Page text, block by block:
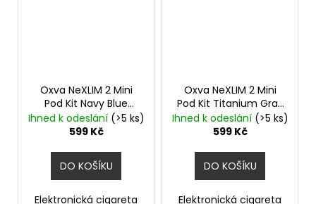
Oxva NeXLIM 2 Mini
Pod Kit Navy Blue
1500mAh
Ihned k odeslání (>5 ks)
599 Kč
DO KOŠÍKU
Elektronická cigareta
Oxva NeXLIM 2 Mini
Pod Kit Titanium Gray
1500mAh
Ihned k odeslání (>5 ks)
599 Kč
DO KOŠÍKU
Elektronická cigareta